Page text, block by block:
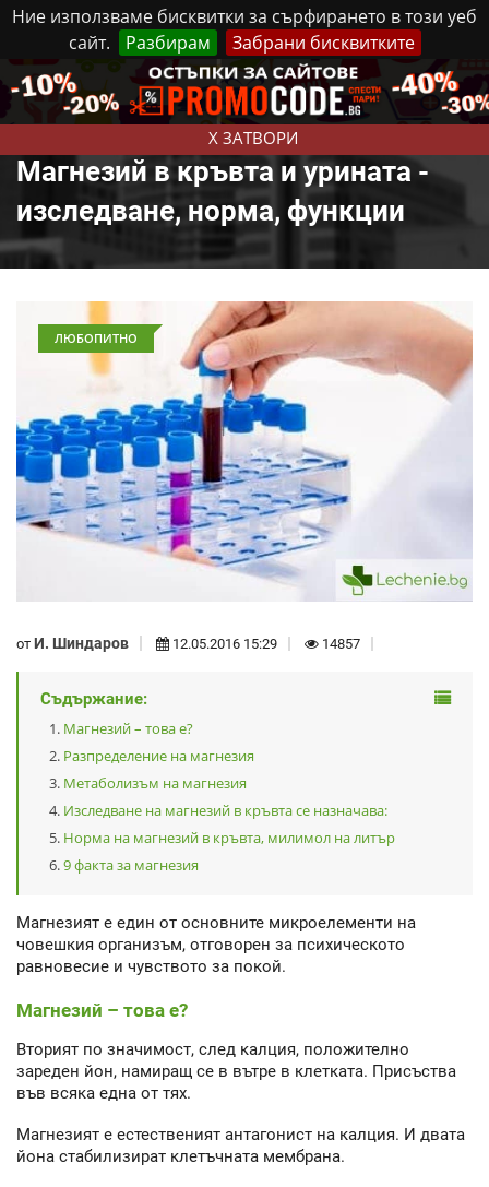
Ние използваме бисквитки за сърфирането в този уеб
сайт.
Разбирам Забрани бисквитките
X ЗАТВОРИ
Петък, 7 Август, 2026 Реклама Контакти
Магнезий в кръвта и урината -
изследване, норма, функции
ЛЮБОПИТНО
от И. Шиндаров 12.05.2016 15:29 14857
Съдържание:
Магнезий – това е?
Разпределение на магнезия
Метаболизъм на магнезия
Изследване на магнезий в кръвта се назначава:
Норма на магнезий в кръвта, милимол на литър
9 факта за магнезия
Магнезият е един от основните микроелементи на
човешкия организъм, отговорен за психическото
равновесие и чувството за покой.
Магнезий – това е?
Вторият по значимост, след калция, положително
зареден йон, намиращ се в вътре в клетката. Присъства
във всяка една от тях.
Магнезият е естественият антагонист на калция. И двата
йона стабилизират клетъчната мембрана.